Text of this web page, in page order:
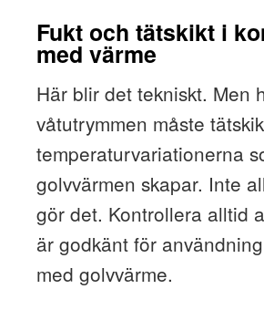
Fukt och tätskikt i
med värme
Här blir det tekniskt. Men
våtutrymmen måste
temperaturvariationerna
golvvärmen skapar. Inte
gör det. Kontrollera alltid
är godkänt för
med golvvärme.